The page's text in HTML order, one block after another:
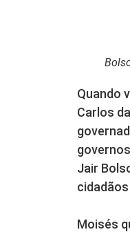
Quando
Carlos
Jair
Moisés